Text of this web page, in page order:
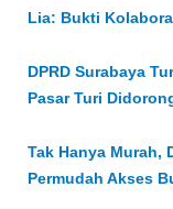
Lia: Bukti
DPRD Surabaya
Pasar Turi
Tak Hanya Murah,
Permudah Akses